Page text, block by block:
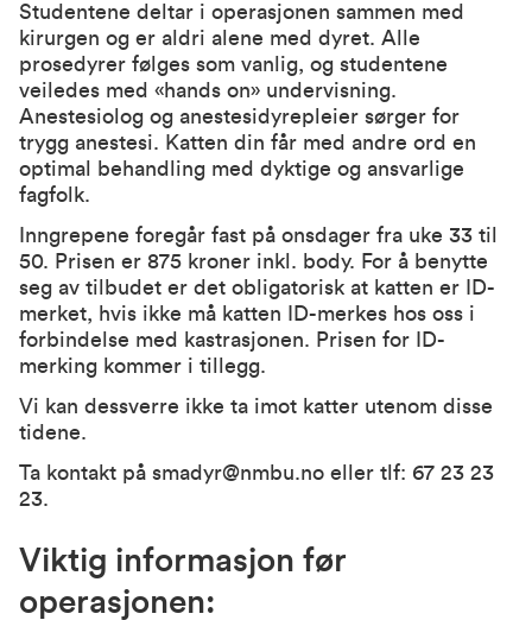
Studentene deltar i operasjonen sammen med
kirurgen og er aldri alene med dyret. Alle
prosedyrer følges som vanlig, og studentene
veiledes med «hands on» undervisning.
Anestesiolog og anestesidyrepleier sørger for
trygg anestesi. Katten din får med andre ord en
optimal behandling med dyktige og ansvarlige
fagfolk.
Inngrepene foregår fast på onsdager fra uke 33 til
50. Prisen er 875 kroner inkl. body. For å benytte
seg av tilbudet er det obligatorisk at katten er ID-
merket, hvis ikke må katten ID-merkes hos oss i
forbindelse med kastrasjonen. Prisen for ID-
merking kommer i tillegg.
Vi kan dessverre ikke ta imot katter utenom disse
tidene.
Ta kontakt på smadyr@nmbu.no eller tlf: 67 23 23
23.
Viktig informasjon før
operasjonen: